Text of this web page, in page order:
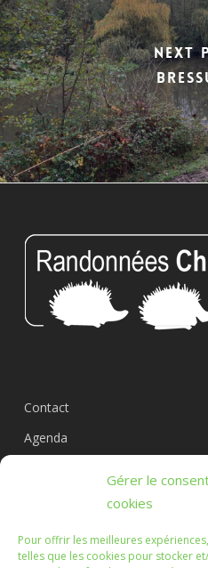
Gérer le
cookies
Pour offrir les meilleures
telles que les cookies pour stocker
Next
Contact
Agenda